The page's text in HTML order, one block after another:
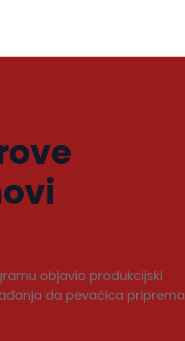
objavio produkcijski
da pevačica priprema